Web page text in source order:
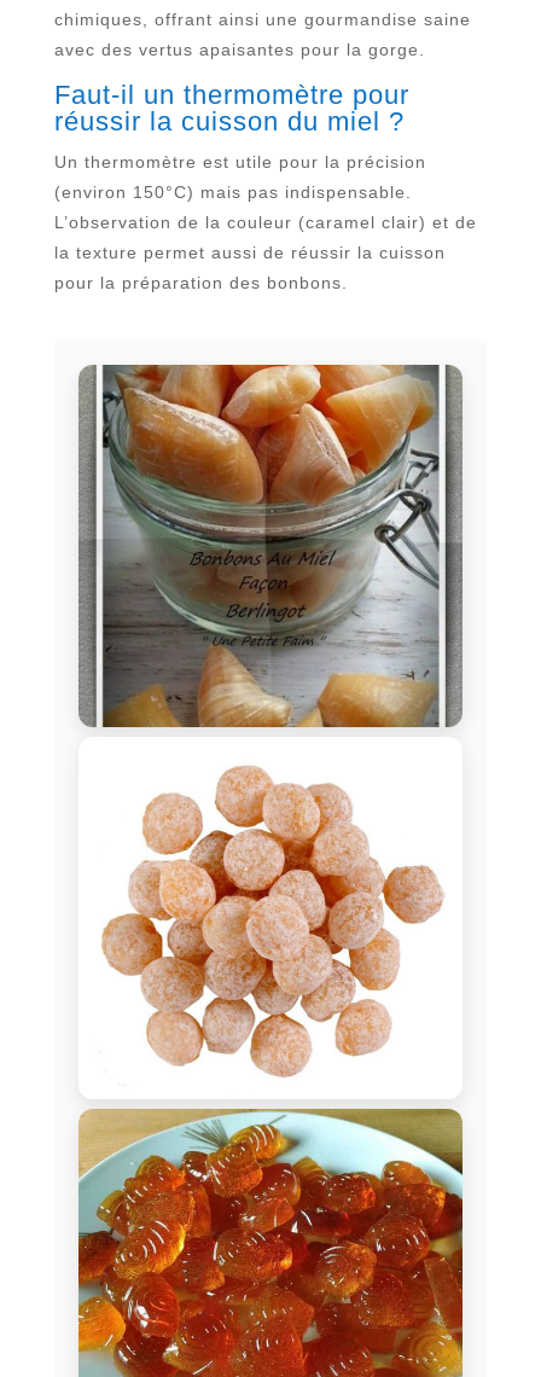
chimiques, offrant ainsi une gourmandise saine
avec des vertus apaisantes pour la gorge.
Faut-il un thermomètre pour
réussir la cuisson du miel ?
Un thermomètre est utile pour la précision
(environ 150°C) mais pas indispensable.
L’observation de la couleur (caramel clair) et de
la texture permet aussi de réussir la cuisson
pour la préparation des bonbons.